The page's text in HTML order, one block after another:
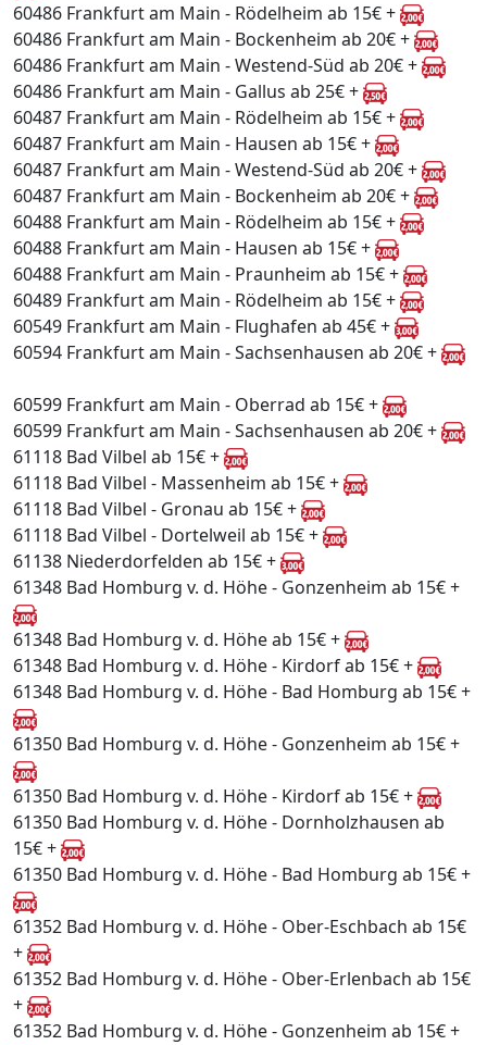
60486 Frankfurt am Main - Rödelheim ab 15€ +
60486 Frankfurt am Main - Bockenheim ab 20€ +
60486 Frankfurt am Main - Westend-Süd ab 20€ +
60486 Frankfurt am Main - Gallus ab 25€ +
60487 Frankfurt am Main - Rödelheim ab 15€ +
60487 Frankfurt am Main - Hausen ab 15€ +
60487 Frankfurt am Main - Westend-Süd ab 20€ +
60487 Frankfurt am Main - Bockenheim ab 20€ +
60488 Frankfurt am Main - Rödelheim ab 15€ +
60488 Frankfurt am Main - Hausen ab 15€ +
60488 Frankfurt am Main - Praunheim ab 15€ +
60489 Frankfurt am Main - Rödelheim ab 15€ +
60549 Frankfurt am Main - Flughafen ab 45€ +
60594 Frankfurt am Main - Sachsenhausen ab 20€ +
60599 Frankfurt am Main - Oberrad ab 15€ +
60599 Frankfurt am Main - Sachsenhausen ab 20€ +
61118 Bad Vilbel ab 15€ +
61118 Bad Vilbel - Massenheim ab 15€ +
61118 Bad Vilbel - Gronau ab 15€ +
61118 Bad Vilbel - Dortelweil ab 15€ +
61138 Niederdorfelden ab 15€ +
61348 Bad Homburg v. d. Höhe - Gonzenheim ab 15€ +
61348 Bad Homburg v. d. Höhe ab 15€ +
61348 Bad Homburg v. d. Höhe - Kirdorf ab 15€ +
61348 Bad Homburg v. d. Höhe - Bad Homburg ab 15€ +
61350 Bad Homburg v. d. Höhe - Gonzenheim ab 15€ +
61350 Bad Homburg v. d. Höhe - Kirdorf ab 15€ +
61350 Bad Homburg v. d. Höhe - Dornholzhausen ab
15€ +
61350 Bad Homburg v. d. Höhe - Bad Homburg ab 15€ +
61352 Bad Homburg v. d. Höhe - Ober-Eschbach ab 15€
+
61352 Bad Homburg v. d. Höhe - Ober-Erlenbach ab 15€
+
61352 Bad Homburg v. d. Höhe - Gonzenheim ab 15€ +